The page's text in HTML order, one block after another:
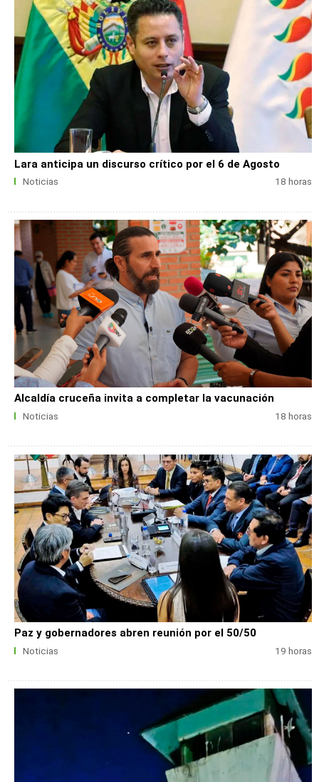
Lara anticipa un discurso crítico por el 6 de Agosto
Noticias 18 horas
Alcaldía cruceña invita a completar la vacunación
Noticias 18 horas
Paz y gobernadores abren reunión por el 50/50
Noticias 19 horas